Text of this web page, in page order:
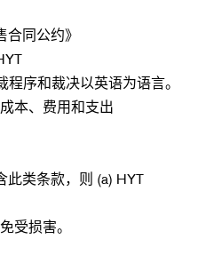
同公约》
序和裁决以英语为语言。
本、费用和支出
类条款，则 (a) HYT
受损害。